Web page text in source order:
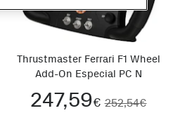
Thrustmaster Ferrari F1 Wheel
Add-On Especial PC N
247,59€ 252,54€